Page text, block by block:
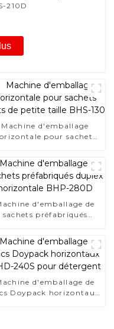
210D
Machine d'emballage
pour sachets
d'emballage de
sachets préfabriqués
d'emballage de
Doypack horizontaux